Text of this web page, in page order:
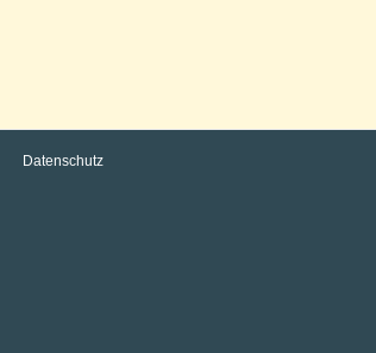
Datenschutz